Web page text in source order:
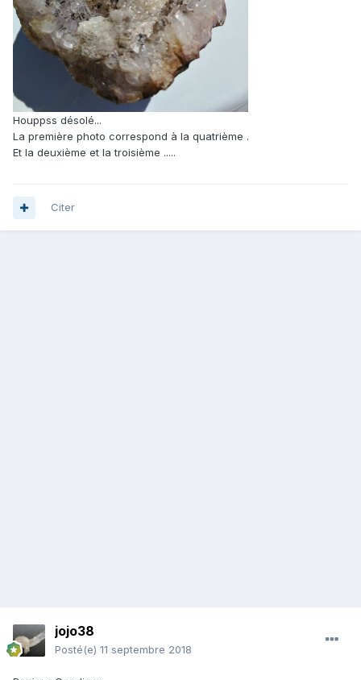
Houppss désolé...
La première photo correspond à la quatrième .
Et la deuxième et la troisième .....
Citer
jojo38
Posté(e) 11 septembre 2018